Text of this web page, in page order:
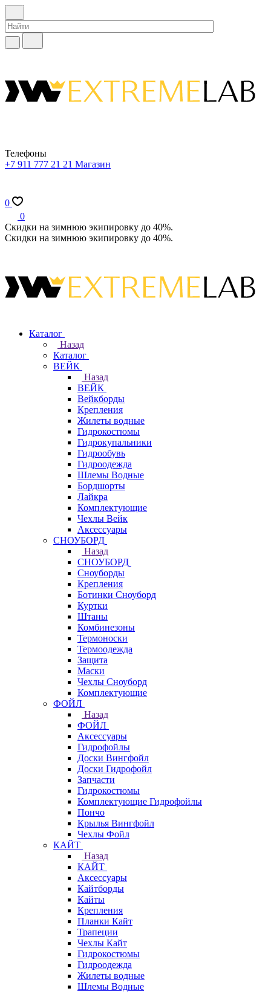
Телефоны
+7 911 777 21 21 Магазин
0
0
Скидки на зимнюю экипировку до 40%.
Скидки на зимнюю экипировку до 40%.
Каталог
Назад
Каталог
ВЕЙК
Назад
ВЕЙК
Вейкборды
Крепления
Жилеты водные
Гидрокостюмы
Гидрокупальники
Гидрообувь
Гидроодежда
Шлемы Водные
Бордшорты
Лайкра
Комплектующие
Чехлы Вейк
Аксессуары
СНОУБОРД
Назад
СНОУБОРД
Сноуборды
Крепления
Ботинки Сноуборд
Куртки
Штаны
Комбинезоны
Термоноски
Термоодежда
Защита
Маски
Чехлы Сноуборд
Комплектующие
ФОЙЛ
Назад
ФОЙЛ
Аксессуары
Гидрофойлы
Доски Вингфойл
Доски Гидрофойл
Запчасти
Гидрокостюмы
Комплектующие Гидрофойлы
Пончо
Крылья Вингфойл
Чехлы Фойл
КАЙТ
Назад
КАЙТ
Аксессуары
Кайтборды
Кайты
Крепления
Планки Кайт
Трапеции
Чехлы Кайт
Гидрокостюмы
Гидроодежда
Жилеты водные
Шлемы Водные